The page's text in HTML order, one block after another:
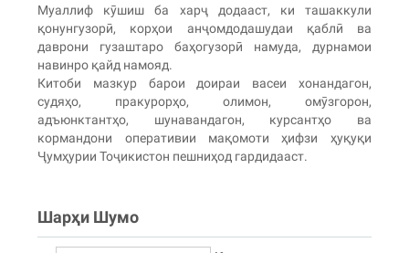
Муаллиф кӯшиш ба харҷ додааст, ки ташаккули
қонунгузорӣ, корҳои анҷомдодашудаи қаблӣ ва
даврони гузаштаро баҳогузорӣ намуда, дурнамои
навинро қайд намояд.
Китоби мазкур барои доираи васеи хонандагон,
судяҳо, пракурорҳо, олимон, омӯзгорон,
адъюнктантҳо, шунавандагон, курсантҳо ва
кормандони оперативии мақомоти ҳифзи ҳуқуқи
Ҷумҳурии Тоҷикистон пешниҳод гардидааст.
Шарҳи Шумо